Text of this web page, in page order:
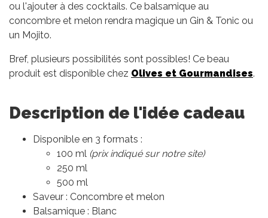
ou l'ajouter à des cocktails. Ce balsamique au
concombre et melon rendra magique un Gin & Tonic ou
un Mojito.
Bref, plusieurs possibilités sont possibles! Ce beau
produit est disponible chez Olives et Gourmandises.
Description de l'idée cadeau
Disponible en 3 formats :
100 ml (prix indiqué sur notre site)
250 ml
500 ml
Saveur : Concombre et melon
Balsamique : Blanc